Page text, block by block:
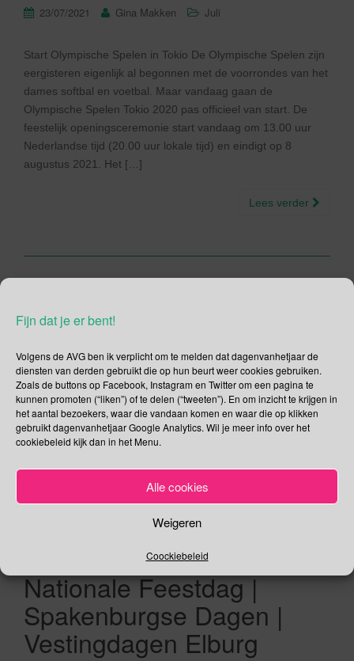
Fijn dat je er bent!
Volgens de AVG ben ik verplicht om te melden dat dagenvanhetjaar de
diensten van derden gebruikt die op hun beurt weer cookies gebruiken.
Zoals de buttons op Facebook, Instagram en Twitter om een pagina te
kunnen promoten (“liken”) of te delen (“tweeten”). En om inzicht te krijgen in
het aantal bezoekers, waar die vandaan komen en waar die op klikken
gebruikt dagenvanhetjaar Google Analytics. Wil je meer info over het
cookiebeleid kijk dan in het Menu.
Alle cookies
Weigeren
Coockiebeleid
23/07/2021 Gina Makken Juli
Start Olympische Spelen in Tokio De Olympische Spelen zijn
eergisteren eigenlijk al begonnen met de voorrondes van het
dames softbal en voetbal. Maar vandaag gaan de
Olympische Spelen Tokio 2020 pas officieel van start. De
feestelijk openingsceremonie start vandaag om 13.00 uur
Nederlandse tijd (20.00 uur lokale tijd) en eindigt op 8
augustus 2021. Het […]
Lees verder
21 juli – Oranje
Leeuwinnen en de
Olympische Spelen |
Internationale Hotdogdag |
Internationale Junkfood
Dag | Internationale
herdenkingsdag voor
Drugsgebruikers |
Alternatieve Roze
Woensdag | Belgische
Nationale Feestdag |
Spakenburgse Dagen |
Vestingdagen Elburg